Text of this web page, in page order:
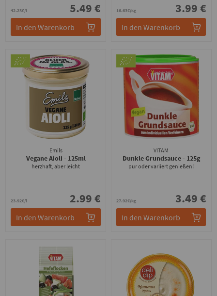
42.23€/l 5.49 €
In den Warenkorb
16.63€/kg 3.99 €
In den Warenkorb
Emils
Vegane Aioli - 125ml
herzhaft, aber leicht
23.92€/l 2.99 €
In den Warenkorb
VITAM
Dunkle Grundsauce- 125g
pur oder variiert genießen!
27.92€/kg 3.49 €
In den Warenkorb